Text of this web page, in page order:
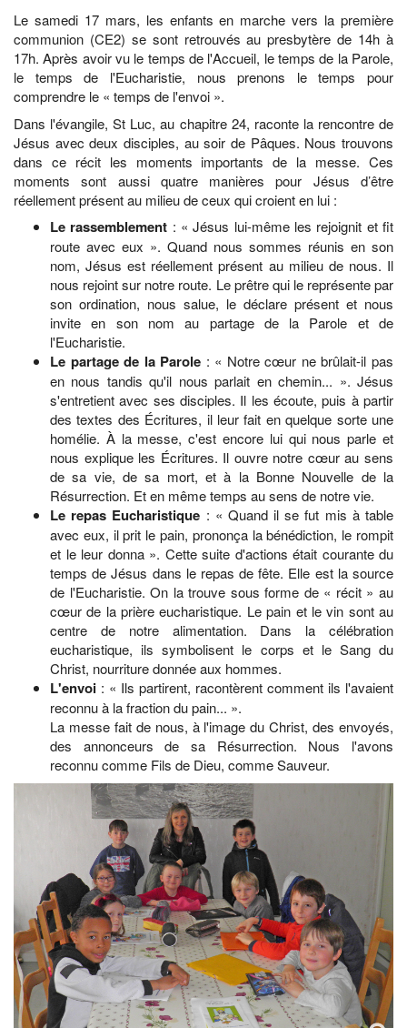
Le samedi 17 mars, les enfants en marche vers la première
communion (CE2) se sont retrouvés au presbytère de 14h à
17h. Après avoir vu le temps de l'Accueil, le temps de la Parole,
le temps de l'Eucharistie, nous prenons le temps pour
comprendre le « temps de l'envoi ».
Dans l'évangile, St Luc, au chapitre 24, raconte la rencontre de
Jésus avec deux disciples, au soir de Pâques. Nous trouvons
dans ce récit les moments importants de la messe. Ces
moments sont aussi quatre manières pour Jésus d’être
réellement présent au milieu de ceux qui croient en lui :
Le rassemblement : « Jésus lui-même les rejoignit et fit
route avec eux ». Quand nous sommes réunis en son
nom, Jésus est réellement présent au milieu de nous. Il
nous rejoint sur notre route. Le prêtre qui le représente par
son ordination, nous salue, le déclare présent et nous
invite en son nom au partage de la Parole et de
l'Eucharistie.
Le partage de la Parole : « Notre cœur ne brûlait-il pas
en nous tandis qu'il nous parlait en chemin... ». Jésus
s'entretient avec ses disciples. Il les écoute, puis à partir
des textes des Écritures, il leur fait en quelque sorte une
homélie. À la messe, c'est encore lui qui nous parle et
nous explique les Écritures. Il ouvre notre cœur au sens
de sa vie, de sa mort, et à la Bonne Nouvelle de la
Résurrection. Et en même temps au sens de notre vie.
Le repas Eucharistique : « Quand il se fut mis à table
avec eux, il prit le pain, prononça la bénédiction, le rompit
et le leur donna ». Cette suite d'actions était courante du
temps de Jésus dans le repas de fête. Elle est la source
de l'Eucharistie. On la trouve sous forme de « récit » au
cœur de la prière eucharistique. Le pain et le vin sont au
centre de notre alimentation. Dans la célébration
eucharistique, ils symbolisent le corps et le Sang du
Christ, nourriture donnée aux hommes.
L'envoi : « Ils partirent, racontèrent comment ils l'avaient
reconnu à la fraction du pain... ».
La messe fait de nous, à l'image du Christ, des envoyés,
des annonceurs de sa Résurrection. Nous l'avons
reconnu comme Fils de Dieu, comme Sauveur.